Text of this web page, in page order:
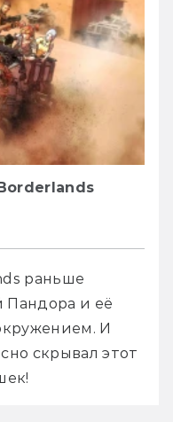
раньше
Пандора и её
И
скрывал этот